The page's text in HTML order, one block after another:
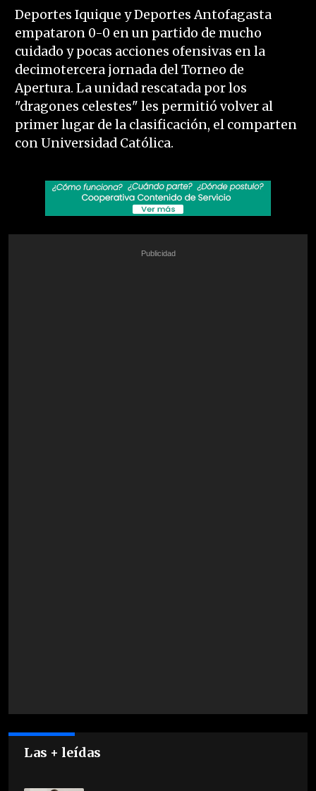
Deportes Iquique y Deportes Antofagasta
empataron 0-0 en un partido de mucho
cuidado y pocas acciones ofensivas en la
decimotercera jornada del Torneo de
Apertura. La unidad rescatada por los
"dragones celestes" les permitió volver al
primer lugar de la clasificación, el comparten
con Universidad Católica.
Las + leídas